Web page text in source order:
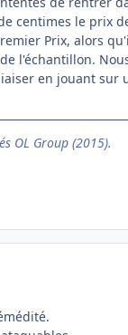
centimes le prix
Prix, alors
l'échantillon.
en jouant sur
OL Group (2015).